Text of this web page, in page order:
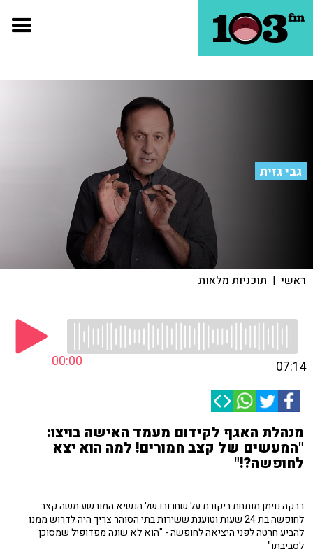
גבי גזית
ראשי | תוכניות מלאות
00:00 07:14
מנהלת האגף לקידום מעמד האישה בויצו:
"המעשים של קצב חמורים! למה הוא יצא
לחופשה?!"
רבקה נוימן מותחת ביקורת על שחרורו של הנשיא המורשע משה קצב
לחופשה בת 24 שעות וטוענת ששירות בתי הסוהר צריך היה לדרוש ממנו
להביע חרטה לפני היציאה לחופשה - "הוא לא שונה מפדופיל שמסוכן
לסביבתו"